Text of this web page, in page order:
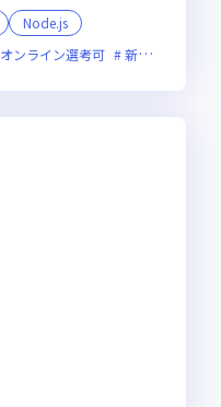
Node.js
オンライン選考可 新技術に積極的